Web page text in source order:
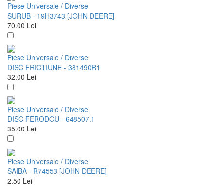
Piese Universale / Diverse
SURUB - 19H3743 [JOHN DEERE]
70.00 Lei
Piese Universale / Diverse
DISC FRICTIUNE - 381490R1
32.00 Lei
Piese Universale / Diverse
DISC FERODOU - 648507.1
35.00 Lei
Piese Universale / Diverse
SAIBA - R74553 [JOHN DEERE]
2.50 Lei